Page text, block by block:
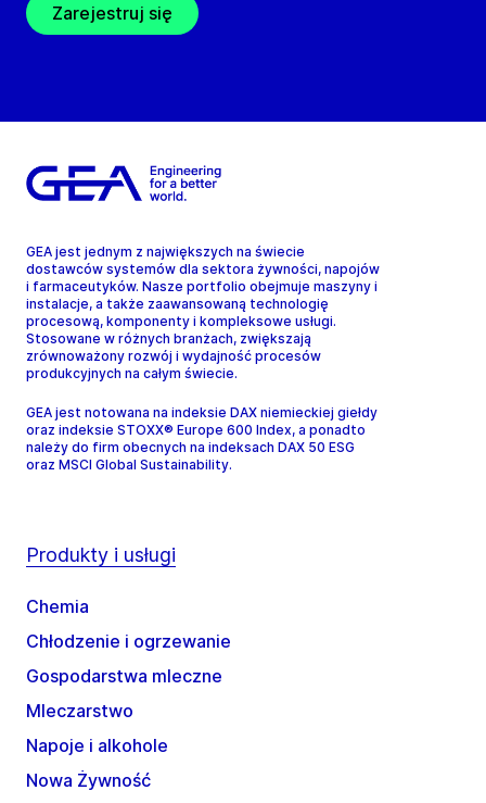
Zarejestruj się
GEA jest jednym z największych na świecie
dostawców systemów dla sektora żywności, napojów
i farmaceutyków. Nasze portfolio obejmuje maszyny i
instalacje, a także zaawansowaną technologię
procesową, komponenty i kompleksowe usługi.
Stosowane w różnych branżach, zwiększają
zrównoważony rozwój i wydajność procesów
produkcyjnych na całym świecie.
GEA jest notowana na indeksie DAX niemieckiej giełdy
oraz indeksie STOXX® Europe 600 Index, a ponadto
należy do firm obecnych na indeksach DAX 50 ESG
oraz MSCI Global Sustainability.
Produkty i usługi
Chemia
Chłodzenie i ogrzewanie
Gospodarstwa mleczne
Mleczarstwo
Napoje i alkohole
Nowa Żywność